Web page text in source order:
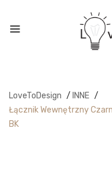
LoveToDesign / INNE /
Łącznik Wewnętrzny
BK